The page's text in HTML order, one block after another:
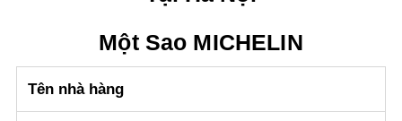
Một Sao MICHELIN
Tên nhà hàng